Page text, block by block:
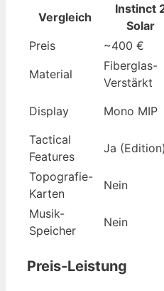
Vergleich
Instinct
Solar
Preis
~400 €
Material
Fiberglas-
Verstärkt
Display Mono MIP
Tactical
Features
Ja (Edition)
Topografie-
Karten
Nein
Musik-
Speicher
Nein
Preis-Leistung